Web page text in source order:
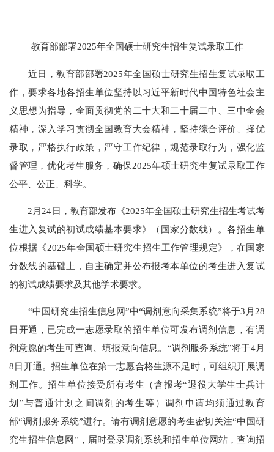
教育部部署2025年全国硕士研究生招生复试录取工作
近日，教育部部署2025年全国硕士研究生招生复试录取工
作，要求各地各招生单位坚持以习近平新时代中国特色社会主
义思想为指导，全面贯彻党的二十大和二十届二中、三中全会
精神，深入学习贯彻全国教育大会精神，坚持综合评价、择优
录取，严格执行政策，严守工作纪律，规范录取行为，强化监
督管理，优化考生服务，确保2025年硕士研究生复试录取工作
公平、公正、科学。
2月24日，教育部发布《2025年全国硕士研究生招生考试考
生进入复试的初试成绩基本要求》（国家分数线）。各招生单
位根据《2025年全国硕士研究生招生工作管理规定》，在国家
分数线的基础上，自主确定并公布报考本单位的考生进入复试
的初试成绩要求及其他学术要求。
“中国研究生招生信息网”中“调剂意向采集系统”将于3月28
日开通，已完成一志愿录取的招生单位可发布调剂信息，有调
剂意愿的考生可查询、填报意向信息。“调剂服务系统”将于4月
8日开通。招生单位在第一志愿合格生源不足时，可组织开展调
剂工作。招生单位接受所有考生（含报考“退役大学生士兵计
划”与普通计划之间调剂的考生等）调剂申请均须通过教育
部“调剂服务系统”进行。请有调剂意愿的考生密切关注“中国研
究生招生信息网”，届时登录调剂系统和招生单位网站，查询招